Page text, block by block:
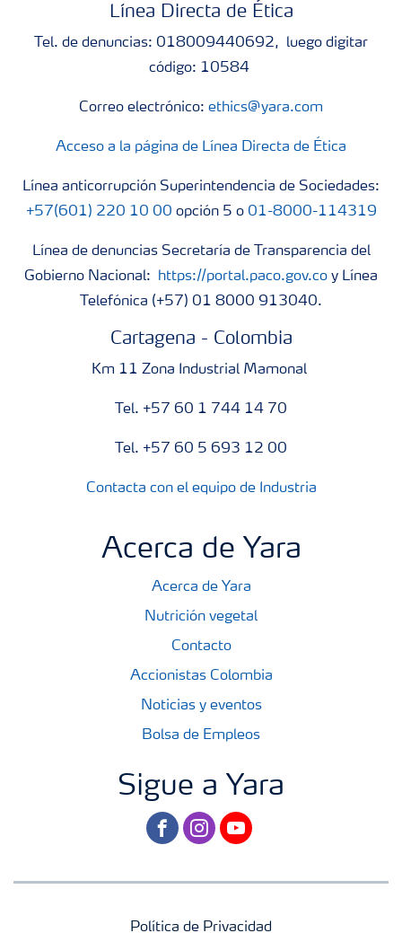
Línea Directa de Ética
Tel. de denuncias: 018009440692, luego digitar
código: 10584
Correo electrónico: ethics@yara.com
Acceso a la página de Línea Directa de Ética
Línea anticorrupción Superintendencia de Sociedades:
+57(601) 220 10 00 opción 5 o 01-8000-114319
Línea de denuncias Secretaría de Transparencia del
Gobierno Nacional:
https://portal.paco.gov.co y Línea
Telefónica (+57) 01 8000 913040.
Cartagena - Colombia
Km 11 Zona Industrial Mamonal
Tel. +57 60 1 744 14 70
Tel. +57 60 5 693 12 00
Contacta con el equipo de Industria
Acerca de Yara
Acerca de Yara
Nutrición vegetal
Contacto
Accionistas Colombia
Noticias y eventos
Bolsa de Empleos
Sigue a Yara
facebookinstagram
youtube
Política de Privacidad